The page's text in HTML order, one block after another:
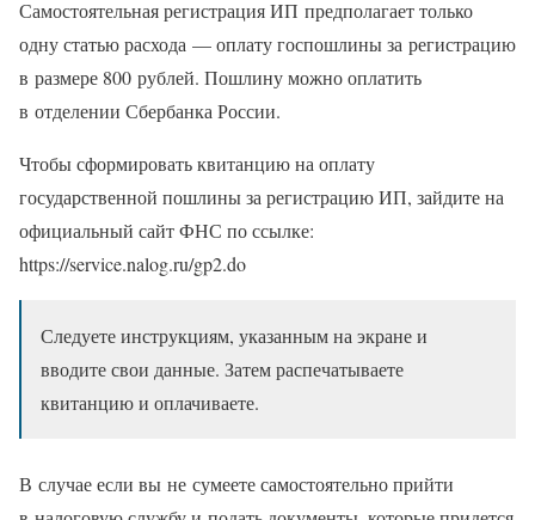
Самостоятельная регистрация ИП предполагает только
одну статью расхода — оплату госпошлины за регистрацию
в размере 800 рублей. Пошлину можно оплатить
в отделении Сбербанка России.
Чтобы сформировать квитанцию на оплату
государственной пошлины за регистрацию ИП, зайдите на
официальный сайт ФНС по ссылке:
https://service.nalog.ru/gp2.do
Следуете инструкциям, указанным на экране и
вводите свои данные. Затем распечатываете
квитанцию и оплачиваете.
В случае если вы не сумеете самостоятельно прийти